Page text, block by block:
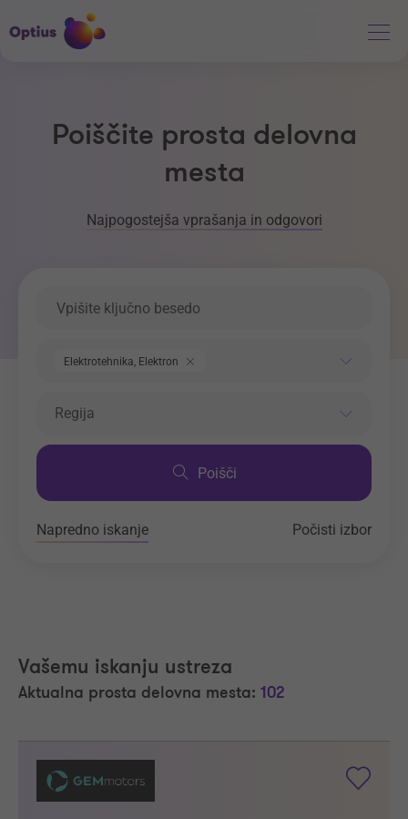
Poiščite prosta delovna
mesta
Najpogostejša vprašanja in odgovori
Elektrotehnika, Elektronika, Telekomunikacije
Regija
Poišči
Napredno iskanje Počisti izbor
Vašemu iskanju ustreza
Aktualna prosta delovna mesta: 102